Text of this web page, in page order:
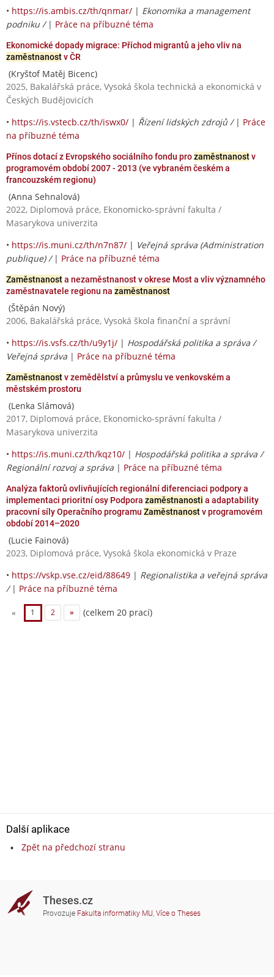
• https://is.ambis.cz/th/qnmar/ | Ekonomika a management
podniku / | Práce na příbuzné téma
Ekonomické dopady migrace: Příchod migrantů a jeho vliv na
zaměstnanostv ČR
(Kryštof Matěj Bicenc)
2025, Bakalářská práce, Vysoká škola technická a ekonomická v
Českých Budějovicích
• https://is.vstecb.cz/th/iswx0/ | Řízení lidských zdrojů / | Práce
na příbuzné téma
Přínos dotací z Evropského sociálního fondu prozaměstnanostv
programovém období 2007 - 2013 (ve vybraném českém a
francouzském regionu)
(Anna Sehnalová)
2022, Diplomová práce, Ekonomicko-správní fakulta /
Masarykova univerzita
• https://is.muni.cz/th/n7n87/ | Veřejná správa (Administration
publique) / | Práce na příbuzné téma
Zaměstnanosta nezaměstnanost v okrese Most a vliv významného
zaměstnavatele regionu na zaměstnanost
(Štěpán Nový)
2006, Bakalářská práce, Vysoká škola finanční a správní
• https://is.vsfs.cz/th/u9y1j/ | Hospodářská politika a správa /
Veřejná správa | Práce na příbuzné téma
Zaměstnanostv zemědělství a průmyslu ve venkovském a
městském prostoru
(Lenka Slámová)
2017, Diplomová práce, Ekonomicko-správní fakulta /
Masarykova univerzita
• https://is.muni.cz/th/kqz10/ | Hospodářská politika a správa /
Regionální rozvoj a správa | Práce na příbuzné téma
Analýza faktorů ovlivňujících regionální diferenciaci podpory a
implementaci prioritní osy Podpora zaměstnanosti a adaptability
pracovní síly Operačního programu Zaměstnanostv programovém
období 2014–2020
(Lucie Fainová)
2023, Diplomová práce, Vysoká škola ekonomická v Praze
• https://vskp.vse.cz/eid/88649 | Regionalistika a veřejná správa
/ | Práce na příbuzné téma
« 1 2 » (celkem 20 prací)
Další aplikace
Zpět na předchozí stranu
Theses.cz
Provozuje Fakulta informatiky MU, Více o Theses